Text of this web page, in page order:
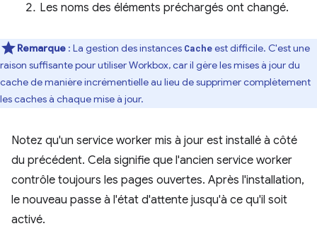
Les noms des éléments préchargés ont changé.
Remarque : La gestion des instances Cacheest difficile. C'est une
raison suffisante pour utiliser Workbox, car il gère les mises à jour du
cache de manière incrémentielle au lieu de supprimer complètement
les caches à chaque mise à jour.
Notez qu'un service worker mis à jour est installé à côté
du précédent. Cela signifie que l'ancien service worker
contrôle toujours les pages ouvertes. Après l'installation,
le nouveau passe à l'état d'attente jusqu'à ce qu'il soit
activé.